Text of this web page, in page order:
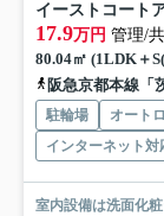
イーストコート
17.9万円 管理/
80.04㎡ (1LDK＋
阪急京都本線「
駐輪場 オート
インターネット対
室内設備は洗面化